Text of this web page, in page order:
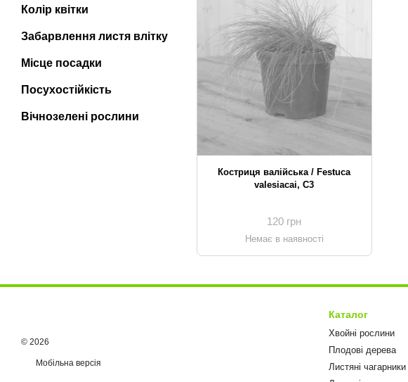
Костриця валійська / Festuca
valesiacai, С3
120 грн
Немає в наявності
Колір квітки
Забарвлення листя влітку
Місце посадки
Посухостійкість
Вічнозелені рослини
© 2026
Мобільна версія
Каталог
Хвойні рослини
Плодові дерева
Листяні чагарники